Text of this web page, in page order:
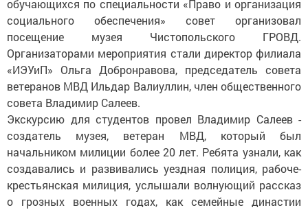
обучающихся по специальности «Право и организация
социального обеспечения» совет организовал
посещение музея Чистопольского ГРОВД.
Организаторами мероприятия стали директор филиала
«ИЭУиП» Ольга Добронравова, председатель совета
ветеранов МВД Ильдар Валиуллин, член общественного
совета Владимир Салеев.
Экскурсию для студентов провел Владимир Салеев -
создатель музея, ветеран МВД, который был
начальником милиции более 20 лет. Ребята узнали, как
создавались и развивались уездная полиция, рабоче-
крестьянская милиция, услышали волнующий рассказ
о грозных военных годах, как семейные династии